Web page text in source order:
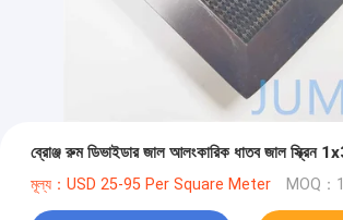
ব্রোঞ্জ রুম ডিভাইডার জাল আলংকারিক ধাতব জাল স্ক্রিন
মূল্য：USD 25-95 Per Square Meter MOQ：1